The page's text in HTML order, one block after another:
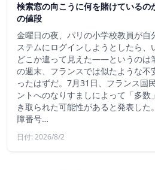
検索窓の向こうに何を賭けている
の値段
金曜日の夜、パリの小学校教員が自
ステムにログインしようとしたら
どこか違って見えた——というのは
の週末、フランスでは似たような不
ったはずだ。7月31日、フランス国
ントへのなりすましによって「多
き取られた可能性があると発表し
障番号…
日付: 2026/8/2